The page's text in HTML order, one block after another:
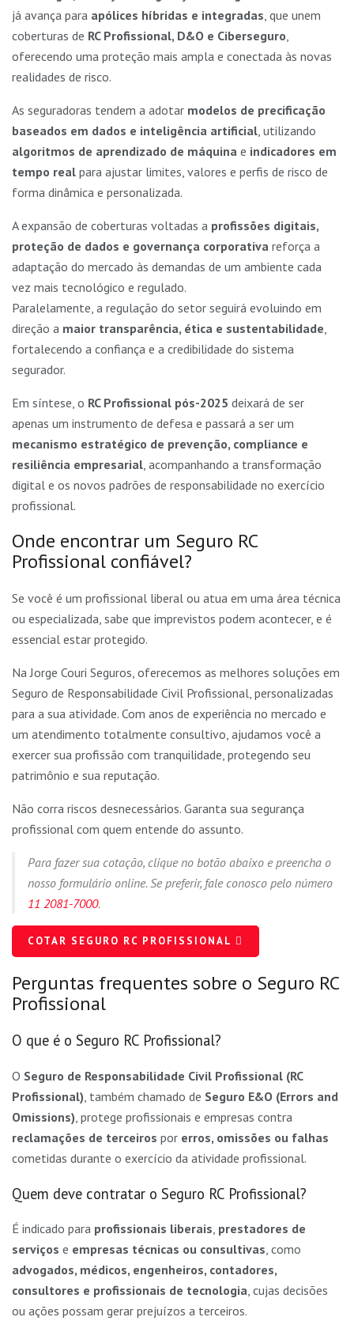
já avança para apólices híbridas e integradas , que unem
coberturas de RC Profissional, D&O e Ciberseguro
oferecendo uma proteção mais ampla e conectada às novas
realidades de risco.
As seguradoras tendem a adotar modelos de precificação
baseados em dados e inteligência artificial , utilizando
algoritmos de aprendizado de máquina e indicadores em
tempo real para ajustar limites, valores e perfis de risco de
forma dinâmica e personalizada.
A expansão de coberturas voltadas a profissões digitais,
proteção de dados e governança corporativa reforça a
adaptação do mercado às demandas de um ambiente cada
vez mais tecnológico e regulado.
Paralelamente, a regulação do setor seguirá evoluindo em
direção a maior transparência, ética e sustentabilidade
fortalecendo a confiança e a credibilidade do sistema
segurador.
Em síntese, o RC Profissional pós-2025 deixará de ser
apenas um instrumento de defesa e passará a ser um
mecanismo estratégico de prevenção, compliance e
resiliência empresarial , acompanhando a transformação
digital e os novos padrões de responsabilidade no exercício
profissional.
Onde encontrar um Seguro RC
Profissional confiável?
Se você é um profissional liberal ou atua em uma área técnica
ou especializada, sabe que imprevistos podem acontecer, e é
essencial estar protegido.
Na Jorge Couri Seguros, oferecemos as melhores soluções em
Seguro de Responsabilidade Civil Profissional, personalizadas
para a sua atividade. Com anos de experiência no mercado e
um atendimento totalmente consultivo, ajudamos você a
exercer sua profissão com tranquilidade, protegendo seu
patrimônio e sua reputação.
Não corra riscos desnecessários. Garanta sua segurança
profissional com quem entende do assunto.
Para fazer sua cotação, clique no botão abaixo e preencha o
nosso formulário online. Se preferir, fale conosco pelo número
11 2081-7000.
COTAR SEGURO RC PROFISSIONAL
Perguntas frequentes sobre o Seguro RC
Profissional
O que é o Seguro RC Profissional?
O Seguro de Responsabilidade Civil Profissional (RC
Profissional) , também chamado de Seguro E&O (Errors and
Omissions) , protege profissionais e empresas contra
reclamações de terceiros por erros, omissões ou falhas
cometidas durante o exercício da atividade profissional.
Quem deve contratar o Seguro RC Profissional?
É indicado para profissionais liberais, prestadores de
serviços e empresas técnicas ou consultivas, como
advogados, médicos, engenheiros, contadores,
consultores e profissionais de tecnologia, cujas decisões
ou ações possam gerar prejuízos a terceiros.